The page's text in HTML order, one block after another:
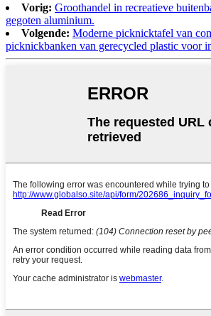
Vorig: Groothandel in recreatieve
gegoten aluminium.
Volgende: Moderne picknicktafel van
picknickbanken van gerecycled plastic voor